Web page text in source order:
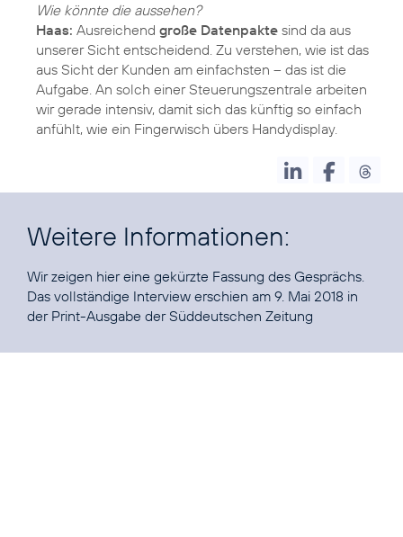
Wie könnte die aussehen?
Haas: Ausreichend große Datenpakte sind da aus
unserer Sicht entscheidend. Zu verstehen, wie ist das
aus Sicht der Kunden am einfachsten – das ist die
Aufgabe. An solch einer Steuerungszentrale arbeiten
wir gerade intensiv, damit sich das künftig so einfach
anfühlt, wie ein Fingerwisch übers Handydisplay.
Weitere Informationen:
Wir zeigen hier eine gekürzte Fassung des Gesprächs.
Das vollständige Interview erschien am 9. Mai 2018 in
der Print-Ausgabe der Süddeutschen Zeitung